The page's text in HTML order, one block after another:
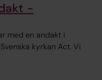
-
med en andakt i
kyrkan Act. Vi